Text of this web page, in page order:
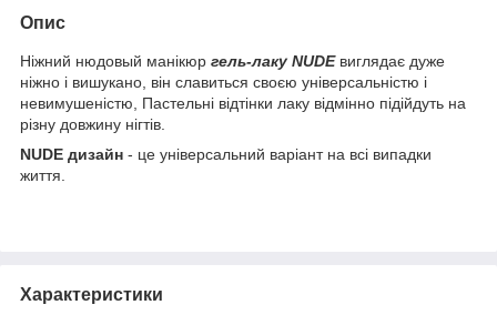
Опис
Ніжний нюдовый манікюр гель-лаку NUDEвиглядає дуже
ніжно і вишукано, він славиться своєю універсальністю і
невимушеністю, Пастельні відтінки лаку відмінно підійдуть на
різну довжину нігтів.
NUDE дизайн - це універсальний варіант на всі випадки
життя.
Характеристики